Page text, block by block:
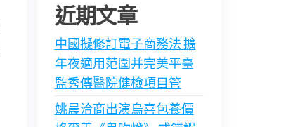
近期文章
中國擬修訂電子商務法 擴
年夜適用范圍并完美平臺
監秀傳醫院健檢項目管
姚晨洽商出演烏喜包養價